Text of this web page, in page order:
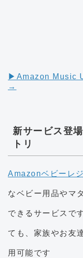
▶︎Amazon Music
→
新サービス登
トリ
Amazonベビーレ
なベビー用品やマ
できるサービスで
ても、家族やお友
用可能です